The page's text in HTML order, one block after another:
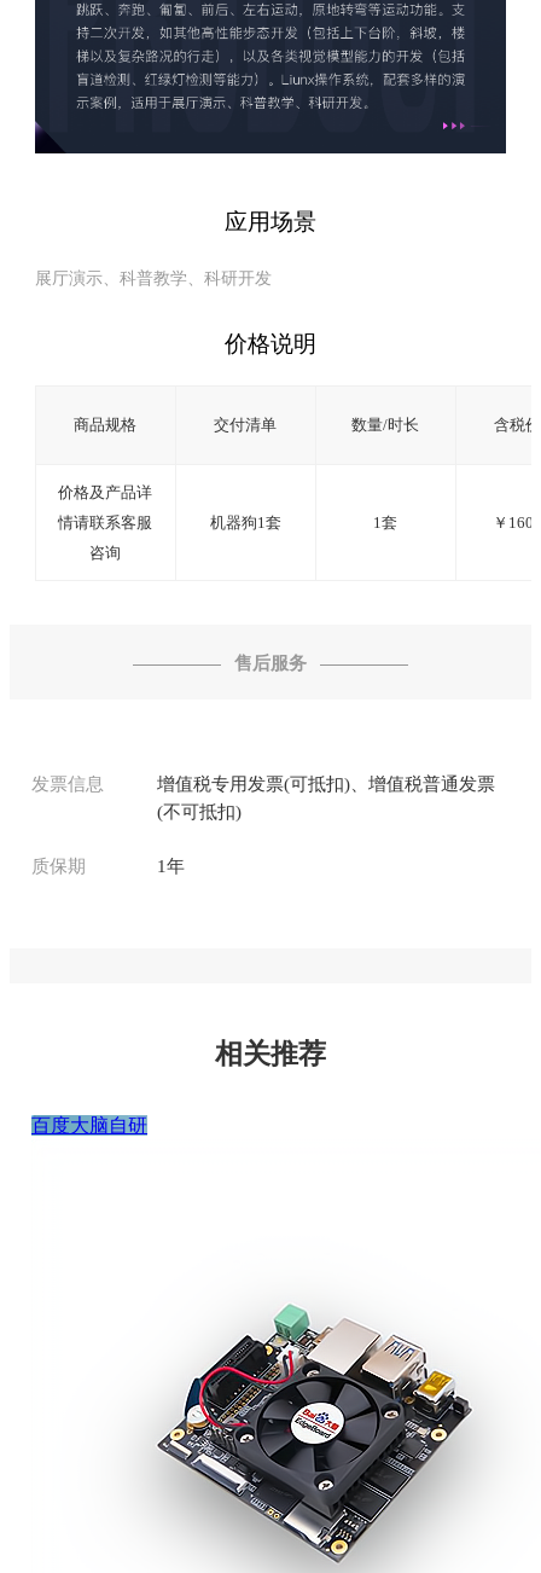
应用场景
展厅演示、科普教学、科研开发
价格说明
商品规格 交付清单 数量/时长 含税
价格及产品详
情请联系客服
咨询
机器狗1套 1套 ￥
售后服务
发票信息
增值税专用发票(可抵扣)、增值税普通发票
(不可抵扣)
质保期 1年
相关推荐
百度大脑自研